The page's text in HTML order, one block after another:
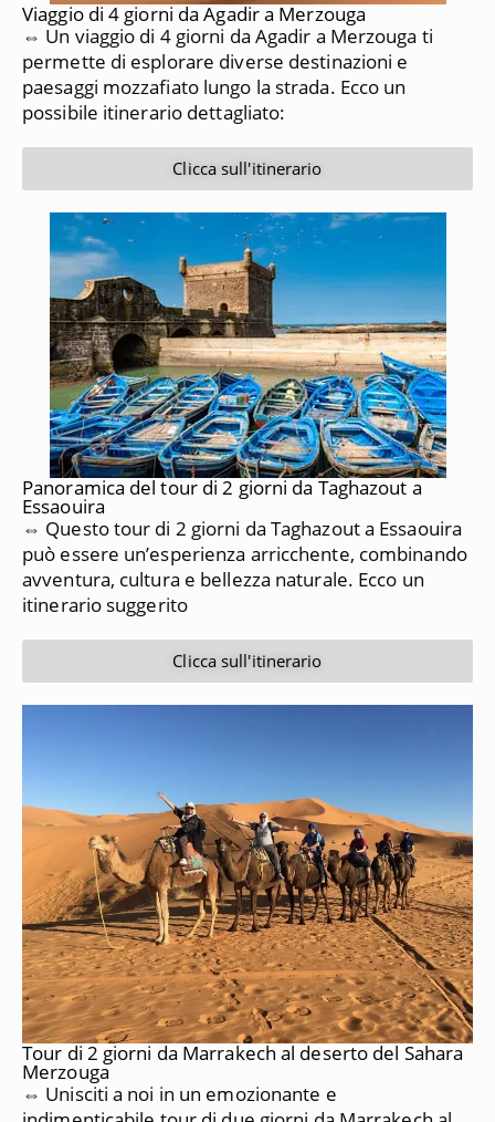
Viaggio di 4 giorni da Agadir a Merzouga
⇔ Un viaggio di 4 giorni da Agadir a Merzouga ti
permette di esplorare diverse destinazioni e
paesaggi mozzafiato lungo la strada. Ecco un
possibile itinerario dettagliato:
Clicca sull'itinerario
Panoramica del tour di 2 giorni da Taghazout a
Essaouira
⇔ Questo tour di 2 giorni da Taghazout a Essaouira
può essere un’esperienza arricchente, combinando
avventura, cultura e bellezza naturale. Ecco un
itinerario suggerito
Clicca sull'itinerario
Tour di 2 giorni da Marrakech al deserto del Sahara
Merzouga
⇔ Unisciti a noi in un emozionante e